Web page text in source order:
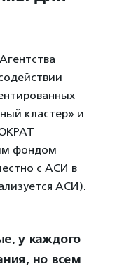
кластер» и
фондом
с АСИ в
АСИ).
у каждого
но всем